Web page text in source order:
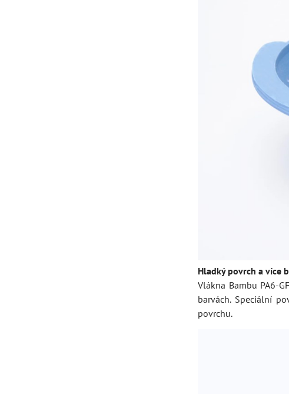
Hladký povrch a více
Vlákna Bambu PA6-
barvách. Speciální
povrchu.